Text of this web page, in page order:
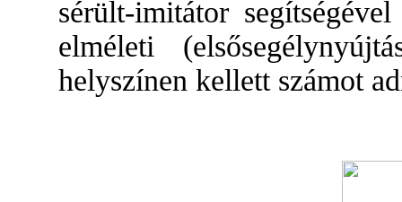
sérült-imitátor
elméleti
helyszínen kellett számot